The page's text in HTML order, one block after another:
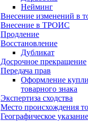
Нейминг
Внесение изменений в
Внесение в ТРОИС
Продление
Восстановление
Дубликат
Досрочное прекращение
Передача прав
Оформление
товарного знака
Экспертиза сходства
Место происхождения
Географическое